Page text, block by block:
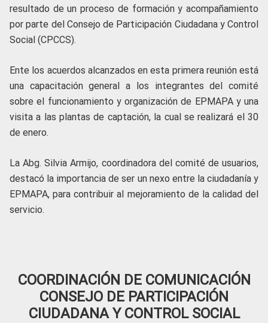
resultado de un proceso de formación y acompañamiento
por parte del Consejo de Participación Ciudadana y Control
Social (CPCCS).
Ente los acuerdos alcanzados en esta primera reunión está
una capacitación general a los integrantes del comité
sobre el funcionamiento y organización de EPMAPA y una
visita a las plantas de captación, la cual se realizará el 30
de enero.
La Abg. Silvia Armijo, coordinadora del comité de usuarios,
destacó la importancia de ser un nexo entre la ciudadanía y
EPMAPA, para contribuir al mejoramiento de la calidad del
servicio.
COORDINACIÓN DE COMUNICACIÓN
CONSEJO DE PARTICIPACIÓN
CIUDADANA Y CONTROL SOCIAL